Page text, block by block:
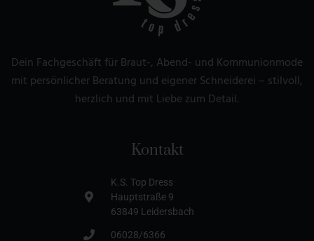
Dein Fachgeschäft für Braut-, Abend- und Kommunionmode
mit persönlicher Beratung und eigener Schneiderei – stilvoll,
herzlich und mit Liebe zum Detail.
Kontakt
K.S. Top Dress
Hauptstraße 9
63849 Leidersbach
06028/6366